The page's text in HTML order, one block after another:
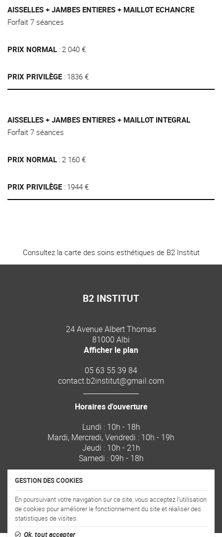
AISSELLES + JAMBES ENTIERES + MAILLOT ECHANCRE
Forfait 7 séances
PRIX NORMAL 2 040 €
PRIX PRIVILÈGE 1836 €
AISSELLES + JAMBES ENTIERES + MAILLOT INTEGRAL
Forfait 7 séances
PRIX NORMAL 2 160 €
PRIX PRIVILÈGE 1944 €
Consultez la carte des soins esthétiques de B2 Institut
B2 INSTITUT
24 Avenue Albert Thomas
81000 Albi
Afficher le plan
05 63 55 39 84
Horaires d'ouverture
Lundi : 10h - 18h
Mardi, Mercredi, Vendredi : 10h - 19h
Jeudi : 10h - 21h
Samedi : 09h - 18h
GESTION DES COOKIES
En poursuivant votre navigation sur ce site, vous acceptez l'utilisation
de cookies pour améliorer le fonctionnement du site et réaliser des
statistiques de visites.
Ok, tout accepter